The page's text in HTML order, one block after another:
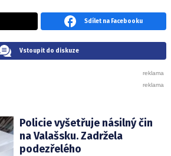
Sdílet na Facebooku
Vstoupit do diskuze
Policie vyšetřuje násilný čin
na Valašsku. Zadržela
podezřelého